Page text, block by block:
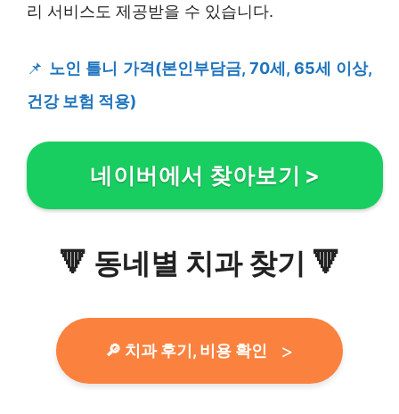
리 서비스도 제공받을 수 있습니다.
📌 노인 틀니 가격(본인부담금, 70세, 65세 이상,
건강 보험 적용)
네이버에서 찾아보기 >
🔻 동네별 치과 찾기 🔻
🔎 치과 후기, 비용 확인